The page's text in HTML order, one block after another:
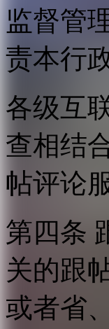
监督管
责本行
各级互
查相结
帖评论
第四条
关的跟
或者省